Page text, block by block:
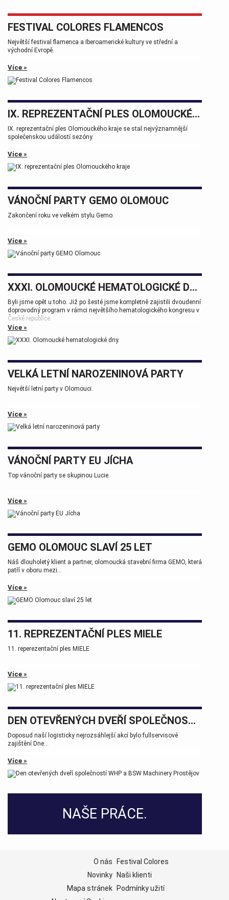
FESTIVAL COLORES FLAMENCOS
Největší festival flamenca a Iberoamerické kultury ve střední a
východní Evropě.
Více »
IX. REPREZENTAČNÍ PLES OLOMOUCKÉHO KRAJE
IX. reprezentační ples Olomouckého kraje se stal nejvýznamnější
společenskou událostí sezóny.
Více »
VÁNOČNÍ PARTY GEMO OLOMOUC
Zakončení roku ve velkém stylu Gemo.
Více »
XXXI. OLOMOUCKÉ HEMATOLOGICKÉ DNY.
Byli jsme opět u toho. Již po šesté jsme kompletně zajistili dvoudenní
doprovodný program v rámci největšího hematologického kongresu v
České republice.
Tak zase za rok na viděnou přátelé.
Více »
VELKÁ LETNÍ NAROZENINOVÁ PARTY
Největší letní party v Olomouci.
Více »
VÁNOČNÍ PARTY EU JÍCHA
Top vánoční party se skupinou Lucie.
Více »
GEMO OLOMOUC SLAVÍ 25 LET
Náš dlouholetý klient a partner, olomoucká stavební firma GEMO, která
patří v oboru mezi...
Více »
11. REPREZENTAČNÍ PLES MIELE
11. reperezentační ples MIELE
Více »
DEN OTEVŘENÝCH DVEŘÍ SPOLEČNOSTÍ WHP A BSW MACHINERY PROSTĚJOV
Doposud naší logisticky nejrozsáhlejší akcí bylo fullservisové
zajištění Dne...
Více »
NAŠE PRÁCE.
O nás
Festival Colores
Novinky
Naši klienti
Mapa stránek
Podmínky užití